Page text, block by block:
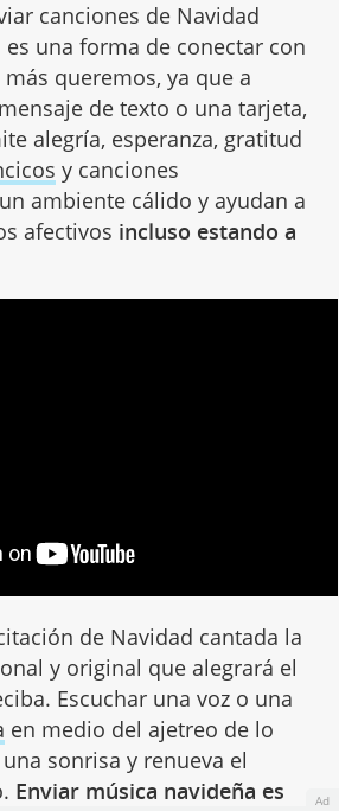
canciones de Navidad
una forma de conectar con
queremos, ya que a
de texto o una tarjeta,
alegría, esperanza, gratitud
y canciones
ambiente cálido y ayudan a
afectivos incluso estando a
de Navidad cantada la
y original que alegrará el
Escuchar una voz o una
en medio del ajetreo de lo
sonrisa y renueva el
Enviar música navideña es
Ad